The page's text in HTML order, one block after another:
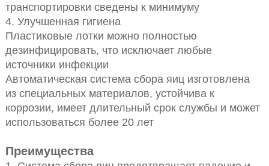
транспортировки сведены к минимуму
4. Улучшенная гигиена
Пластиковые лотки можно полностью
дезинфицировать, что исключает любые
источники инфекции
Автоматическая система сбора яиц изготовлена
из специальных материалов, устойчива к
коррозии, имеет длительный срок службы и может
использоваться более 20 лет
Преимущества